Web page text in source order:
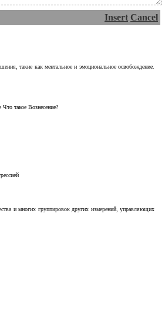
Insert Cancel
такие как ментальное и эмоциональное освобождение.
такое Вознесение?
и многих группировок других измерений, управляющих